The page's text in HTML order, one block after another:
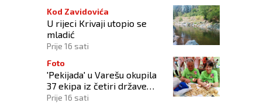
Kod Zavidovića
U rijeci Krivaji utopio se
mladić
Prije 16 sati
Foto
'Pekijada' u Varešu okupila
37 ekipa iz četiri države
regije
Prije 16 sati